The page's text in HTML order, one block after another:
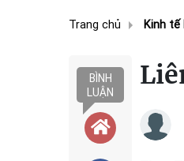
Trang chủ Kinh tế
BÌNH
LUẬN